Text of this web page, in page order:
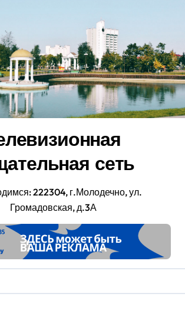
сеть
222304, г.Молодечно, ул.
Громадовская, д.3А